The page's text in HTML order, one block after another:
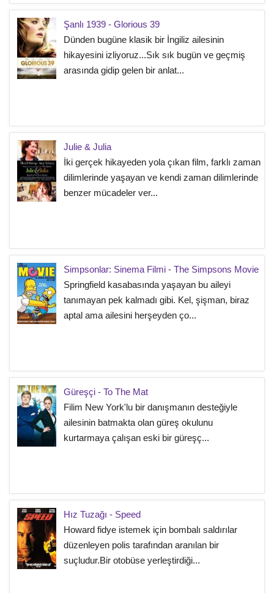
Şanlı 1939 - Glorious 39
Dünden bugüne klasik bir İngiliz ailesinin
hikayesini izliyoruz...Sık sık bugün ve geçmiş
arasında gidip gelen bir anlat...
Julie & Julia
İki gerçek hikayeden yola çıkan film, farklı zaman
dilimlerinde yaşayan ve kendi zaman dilimlerinde
benzer mücadeler ver...
Simpsonlar: Sinema Filmi - The Simpsons Movie
Springfield kasabasında yaşayan bu aileyi
tanımayan pek kalmadı gibi. Kel, şişman, biraz
aptal ama ailesini herşeyden ço...
Güreşçi - To The Mat
Filim New York'lu bir danışmanın desteğiyle
ailesinin batmakta olan güreş okulunu
kurtarmaya çalışan eski bir güreşç...
Hız Tuzağı - Speed
Howard fidye istemek için bombalı saldırılar
düzenleyen polis tarafından aranılan bir
suçludur.Bir otobüse yerleştirdiği...